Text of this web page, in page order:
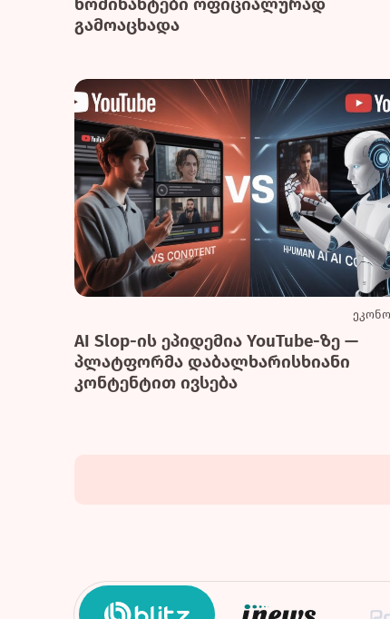
ნომინანტები ოფიციალურად
გამოაცხადა
AI Slop-ის ეპიდემია YouTube-ზე —
პლატფორმა დაბალხარისხიანი
კონტენტით ივსება